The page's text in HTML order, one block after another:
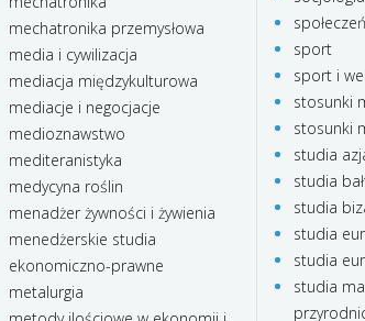
mechatronika przemysłowa
media i cywilizacja
mediacja międzykulturowa
mediacje i negocjacje
medioznawstwo
mediteranistyka
medycyna roślin
menadżer żywności i żywienia
menedżerskie studia
ekonomiczno-prawne
metalurgia
sport
sport i
stosunki
stosunki
studia
studia
studia
studia
studia
studia